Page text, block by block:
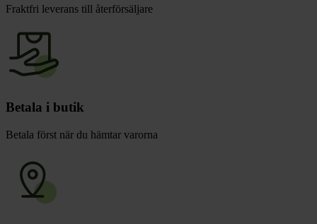
Fraktfri leverans till återförsäljare
Betala i butik
Betala först när du hämtar varorna